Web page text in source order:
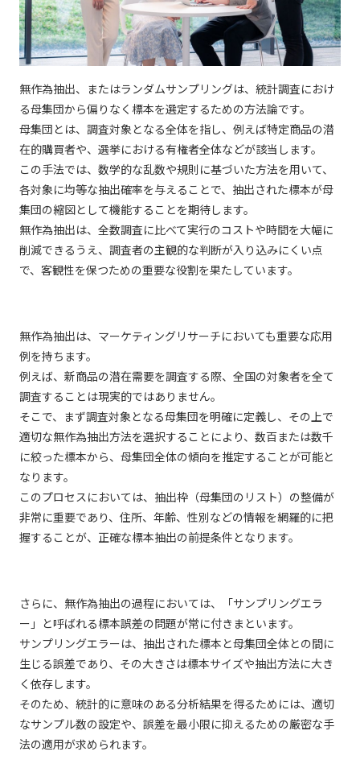
無作為抽出、またはランダムサンプリングは、統計調査におけ
る母集団から偏りなく標本を選定するための方法論です。
母集団とは、調査対象となる全体を指し、例えば特定商品の潜
在的購買者や、選挙における有権者全体などが該当します。
この手法では、数学的な乱数や規則に基づいた方法を用いて、
各対象に均等な抽出確率を与えることで、抽出された標本が母
集団の縮図として機能することを期待します。
無作為抽出は、全数調査に比べて実行のコストや時間を大幅に
削減できるうえ、調査者の主観的な判断が入り込みにくい点
で、客観性を保つための重要な役割を果たしています。
無作為抽出は、マーケティングリサーチにおいても重要な応用
例を持ちます。
例えば、新商品の潜在需要を調査する際、全国の対象者を全て
調査することは現実的ではありません。
そこで、まず調査対象となる母集団を明確に定義し、その上で
適切な無作為抽出方法を選択することにより、数百または数千
に絞った標本から、母集団全体の傾向を推定することが可能と
なります。
このプロセスにおいては、抽出枠（母集団のリスト）の整備が
非常に重要であり、住所、年齢、性別などの情報を網羅的に把
握することが、正確な標本抽出の前提条件となります。
さらに、無作為抽出の過程においては、「サンプリングエラ
ー」と呼ばれる標本誤差の問題が常に付きまといます。
サンプリングエラーは、抽出された標本と母集団全体との間に
生じる誤差であり、その大きさは標本サイズや抽出方法に大き
く依存します。
そのため、統計的に意味のある分析結果を得るためには、適切
なサンプル数の設定や、誤差を最小限に抑えるための厳密な手
法の適用が求められます。